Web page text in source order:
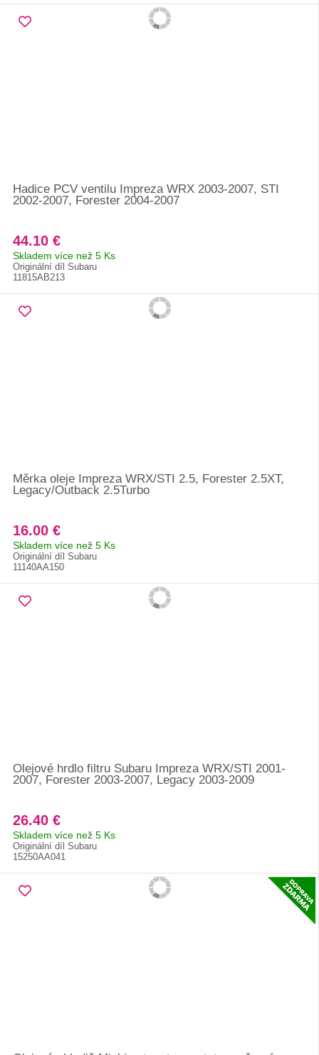
Hadice PCV ventilu Impreza WRX 2003-2007, STI
2002-2007, Forester 2004-2007
44.10 €
Skladem více než 5 Ks
Originální díl Subaru
11815AB213
Měrka oleje Impreza WRX/STI 2.5, Forester 2.5XT,
Legacy/Outback 2.5Turbo
16.00 €
Skladem více než 5 Ks
Originální díl Subaru
11140AA150
Olejové hrdlo filtru Subaru Impreza WRX/STI 2001-
2007, Forester 2003-2007, Legacy 2003-2009
26.40 €
Skladem více než 5 Ks
Originální díl Subaru
15250AA041